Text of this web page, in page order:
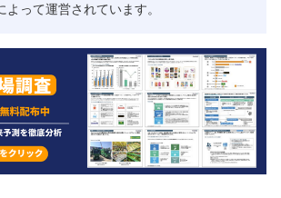
よって運営されています。